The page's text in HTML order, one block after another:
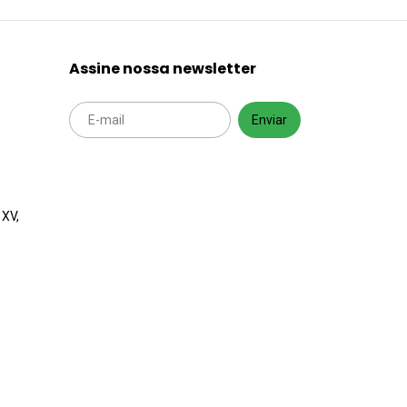
Assine nossa newsletter